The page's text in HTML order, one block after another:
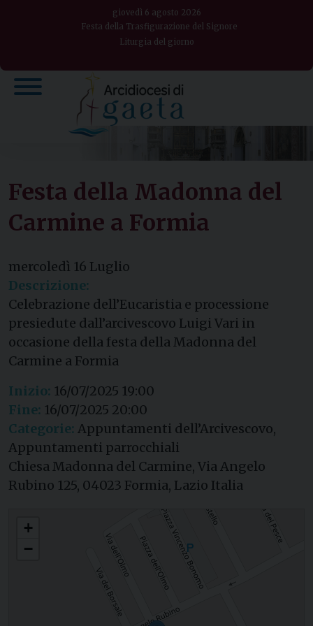
giovedì 6 agosto 2026
Festa della Trasfigurazione del Signore
Liturgia del giorno
Festa della Madonna del
Carmine a Formia
mercoledì 16 Luglio
Descrizione:
Celebrazione dell’Eucaristia e processione
presiedute dall’arcivescovo Luigi Vari in
occasione della festa della Madonna del
Carmine a Formia
Inizio: 16/07/2025 19:00
Fine: 16/07/2025 20:00
Categorie: Appuntamenti dell’Arcivescovo,
Appuntamenti parrocchiali
Chiesa Madonna del Carmine, Via Angelo
Rubino 125, 04023 Formia, Lazio Italia
Festa della Madonna del Carmine a Formia
+
−